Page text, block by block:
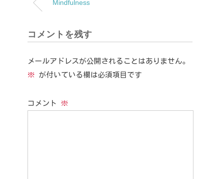
Mindfulness
コメントを残す
メールアドレスが公開されることはありません。
※ が付いている欄は必須項目です
コメント ※